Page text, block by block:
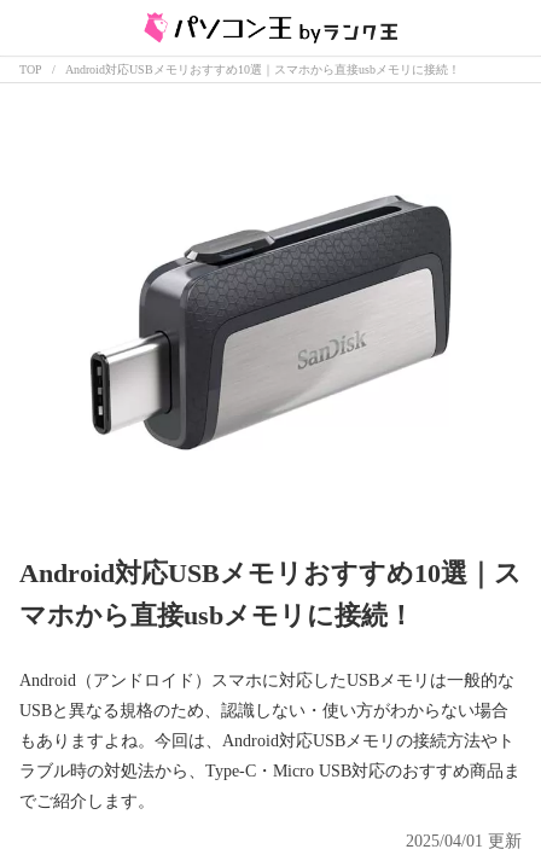
TOP Android対応USBメモリおすすめ10選｜スマホから直接usbメモリに接続！
Android対応USBメモリおすすめ10選｜ス
マホから直接usbメモリに接続！
Android（アンドロイド）スマホに対応したUSBメモリは一般的な
USBと異なる規格のため、認識しない・使い方がわからない場合
もありますよね。今回は、Android対応USBメモリの接続方法やト
ラブル時の対処法から、Type-C・Micro USB対応のおすすめ商品ま
でご紹介します。
2025/04/01 更新